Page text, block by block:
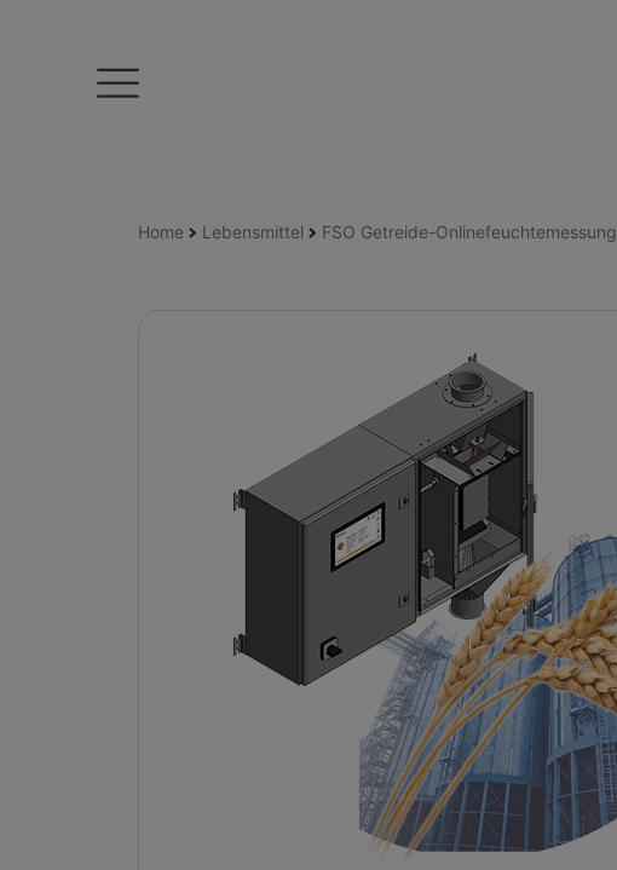
Home Lebensmittel FSO Getreide-Onlinefeuchtemessung